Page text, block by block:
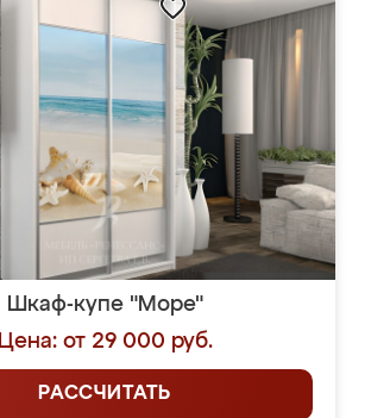
Шкаф-купе "Море"
Цена: от 29 000 руб.
РАССЧИТАТЬ